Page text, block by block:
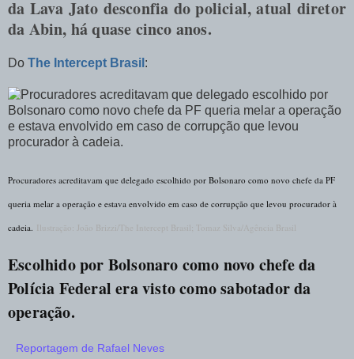
da Lava Jato desconfia do policial, atual diretor
da Abin, há quase cinco anos.
Do The Intercept Brasil :
Procuradores acreditavam que delegado escolhido por Bolsonaro como novo chefe da PF
queria melar a operação e estava envolvido em caso de corrupção que levou procurador à
cadeia. Ilustração: João Brizzi/The Intercept Brasil; Tomaz Silva/Agência Brasil
Escolhido por Bolsonaro como novo chefe da
Polícia Federal era visto como sabotador da
operação.
Reportagem de Rafael Neves